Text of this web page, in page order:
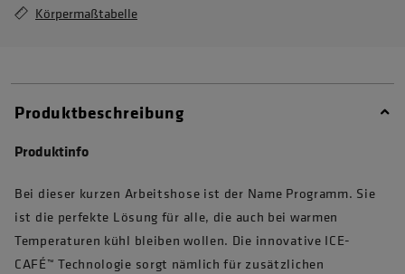
Körpermaßtabelle
Produktbeschreibung
Produktinfo
Bei dieser kurzen Arbeitshose ist der Name Programm. Sie
ist die perfekte Lösung für alle, die auch bei warmen
Temperaturen kühl bleiben wollen. Die innovative ICE-
CAFÉ™ Technologie sorgt nämlich für zusätzlichen